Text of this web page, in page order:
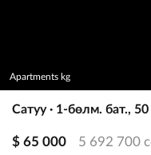
Apartments kg
Сатуу · 1-бөлм. бат.,
$ 65 000 5 692 700